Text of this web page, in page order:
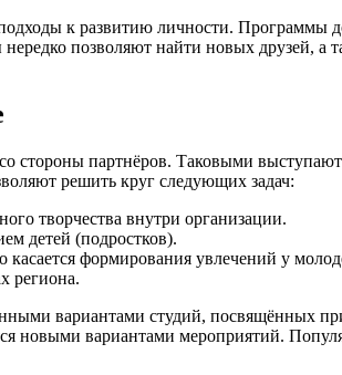
к развитию личности. Программы
позволяют найти новых друзей, а
стороны партнёров. Таковыми
решить круг следующих задач:
творчества внутри организации.
детей (подростков).
касается формирования увлечений у
региона.
вариантами студий, посвящённых
новыми вариантами мероприятий.